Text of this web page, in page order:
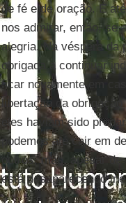
de fé e de oração. É
nos admirar, então, se
alegria. Na véspera da
obrigada a continuar
ficar novamente em
libertação da
eles haviam sido
podemos até cair em
outros, mas, apesar
está desaparecendo